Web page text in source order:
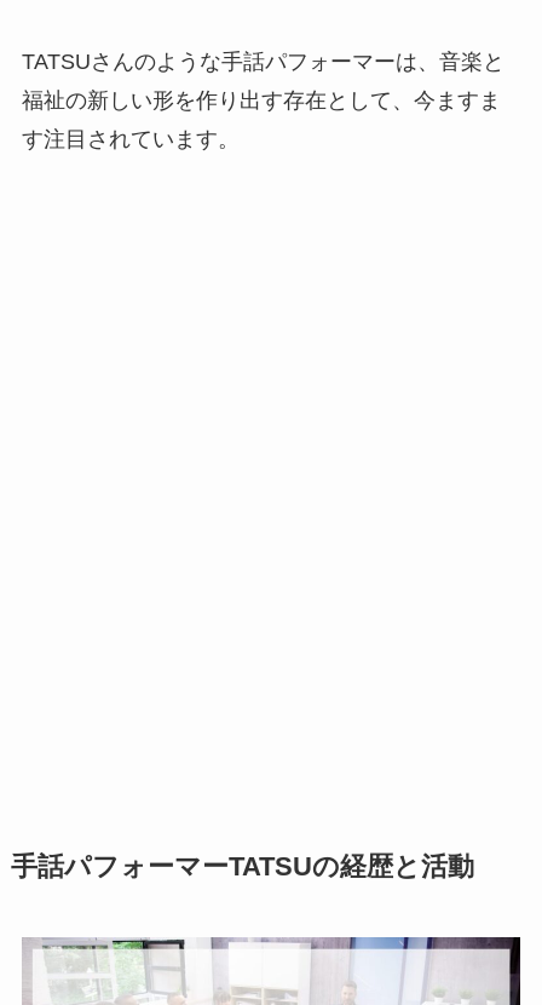
TATSUさんのような手話パフォーマーは、音楽と
福祉の新しい形を作り出す存在として、今ますま
す注目されています。
手話パフォーマーTATSUの経歴と活動